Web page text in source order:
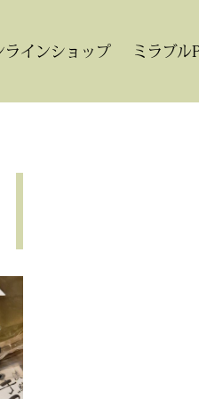
ラインショップ ミラブル